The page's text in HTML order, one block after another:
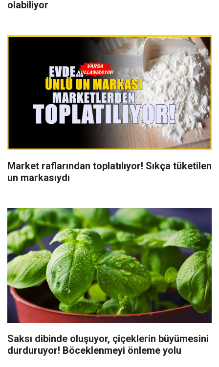
olabiliyor
Market raflarından toplatılıyor! Sıkça tüketilen
un markasıydı
Saksı dibinde oluşuyor, çiçeklerin büyümesini
durduruyor! Böceklenmeyi önleme yolu